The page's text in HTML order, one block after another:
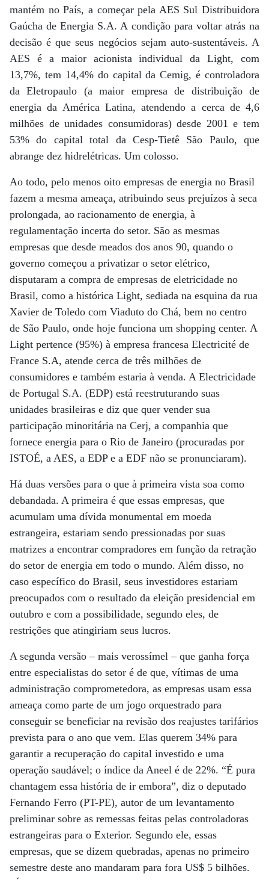
mantém no País, a começar pela AES Sul Distribuidora
Gaúcha de Energia S.A. A condição para voltar atrás na
decisão é que seus negócios sejam auto-sustentáveis. A
AES é a maior acionista individual da Light, com
13,7%, tem 14,4% do capital da Cemig, é controladora
da Eletropaulo (a maior empresa de distribuição de
energia da América Latina, atendendo a cerca de 4,6
milhões de unidades consumidoras) desde 2001 e tem
53% do capital total da Cesp-Tietê São Paulo, que
abrange dez hidrelétricas. Um colosso.
Ao todo, pelo menos oito empresas de energia no Brasil
fazem a mesma ameaça, atribuindo seus prejuízos à seca
prolongada, ao racionamento de energia, à
regulamentação incerta do setor. São as mesmas
empresas que desde meados dos anos 90, quando o
governo começou a privatizar o setor elétrico,
disputaram a compra de empresas de eletricidade no
Brasil, como a histórica Light, sediada na esquina da rua
Xavier de Toledo com Viaduto do Chá, bem no centro
de São Paulo, onde hoje funciona um shopping center. A
Light pertence (95%) à empresa francesa Electricité de
France S.A, atende cerca de três milhões de
consumidores e também estaria à venda. A Electricidade
de Portugal S.A. (EDP) está reestruturando suas
unidades brasileiras e diz que quer vender sua
participação minoritária na Cerj, a companhia que
fornece energia para o Rio de Janeiro (procuradas por
ISTOÉ, a AES, a EDP e a EDF não se pronunciaram).
Há duas versões para o que à primeira vista soa como
debandada. A primeira é que essas empresas, que
acumulam uma dívida monumental em moeda
estrangeira, estariam sendo pressionadas por suas
matrizes a encontrar compradores em função da retração
do setor de energia em todo o mundo. Além disso, no
caso específico do Brasil, seus investidores estariam
preocupados com o resultado da eleição presidencial em
outubro e com a possibilidade, segundo eles, de
restrições que atingiriam seus lucros.
A segunda versão – mais verossímel – que ganha força
entre especialistas do setor é de que, vítimas de uma
administração comprometedora, as empresas usam essa
ameaça como parte de um jogo orquestrado para
conseguir se beneficiar na revisão dos reajustes tarifários
prevista para o ano que vem. Elas querem 34% para
garantir a recuperação do capital investido e uma
operação saudável; o índice da Aneel é de 22%. “É pura
chantagem essa história de ir embora”, diz o deputado
Fernando Ferro (PT-PE), autor de um levantamento
preliminar sobre as remessas feitas pelas controladoras
estrangeiras para o Exterior. Segundo ele, essas
empresas, que se dizem quebradas, apenas no primeiro
semestre deste ano mandaram para fora US$ 5 bilhões.